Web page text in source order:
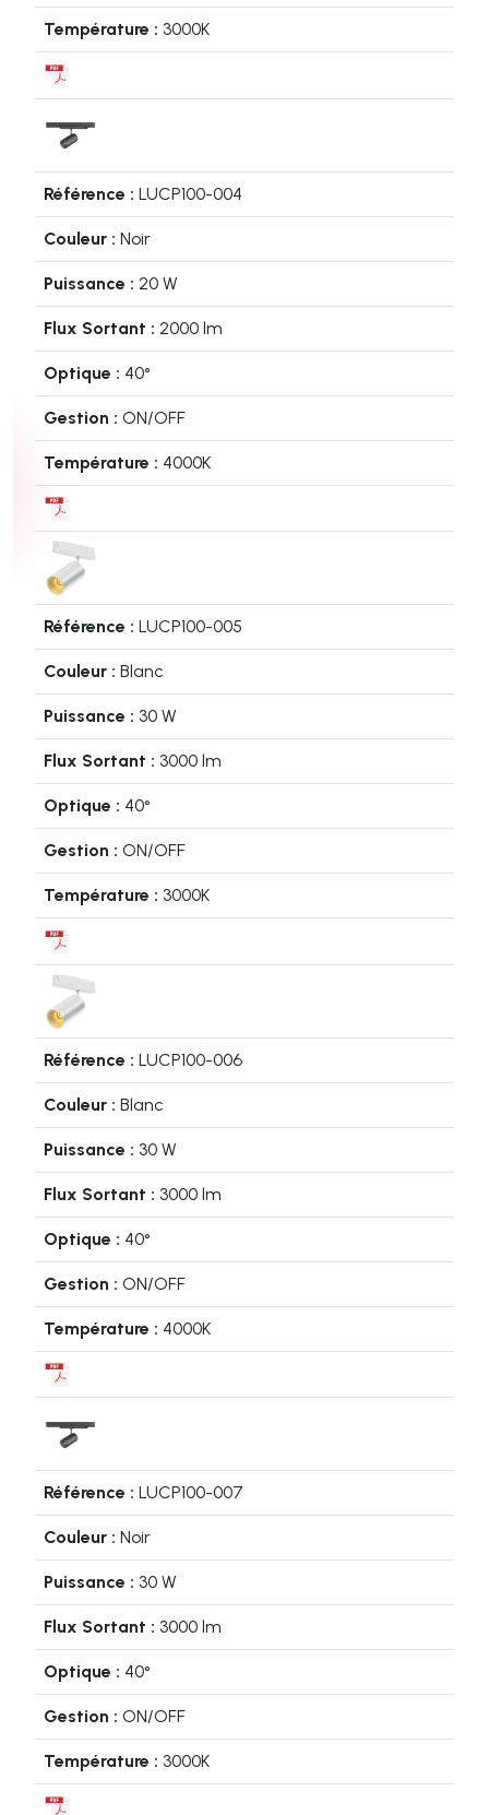
3000K
LUCP100-004
Noir
20 W
2000 lm
40°
ON/OFF
4000K
LUCP100-005
Blanc
30 W
3000 lm
40°
ON/OFF
3000K
LUCP100-006
Blanc
30 W
3000 lm
40°
ON/OFF
4000K
LUCP100-007
Noir
30 W
3000 lm
40°
ON/OFF
3000K